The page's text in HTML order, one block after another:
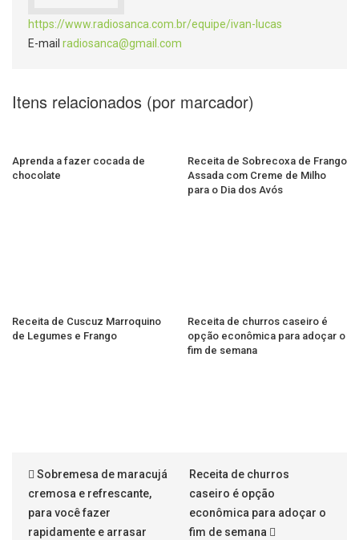
https://www.radiosanca.com.br/equipe/ivan-lucas
E-mail radiosanca@gmail.com
Itens relacionados (por marcador)
Aprenda a fazer cocada de
chocolate
Receita de Sobrecoxa de Frango
Assada com Creme de Milho
para o Dia dos Avós
Receita de Cuscuz Marroquino
de Legumes e Frango
Receita de churros caseiro é
opção econômica para adoçar o
fim de semana
Sobremesa de maracujá
cremosa e refrescante,
para você fazer
rapidamente e arrasar
Receita de churros
caseiro é opção
econômica para adoçar o
fim de semana